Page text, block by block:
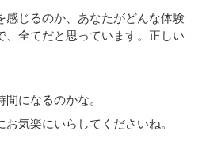
感じるのか、あなたがどんな体験
、全てだと思っています。正しい
になるのかな。
気楽にいらしてくださいね。